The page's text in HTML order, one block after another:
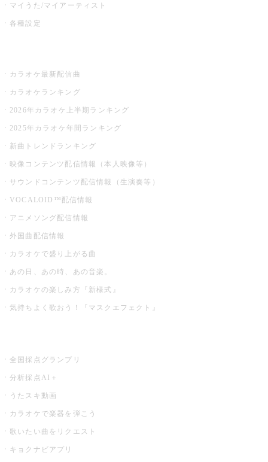
マイうた/マイアーティスト
各種設定
カラオケ最新配信曲
カラオケランキング
2026年カラオケ上半期ランキング
2025年カラオケ年間ランキング
新曲トレンドランキング
映像コンテンツ配信情報（本人映像等）
サウンドコンテンツ配信情報（生演奏等）
VOCALOID™配信情報
アニメソング配信情報
外国曲配信情報
カラオケで盛り上がる曲
あの日、あの時、あの音楽。
カラオケの楽しみ方『新様式』
気持ちよく歌おう！『マスクエフェクト』
全国採点グランプリ
分析採点AI＋
うたスキ動画
カラオケで楽器を弾こう
歌いたい曲をリクエスト
キョクナビアプリ